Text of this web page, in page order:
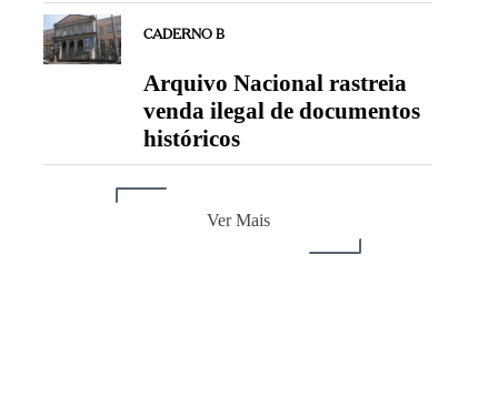
CADERNO B
Arquivo Nacional rastreia
venda ilegal de documentos
históricos
Ver Mais